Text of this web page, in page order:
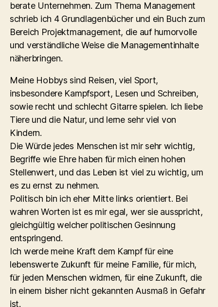
berate Unternehmen. Zum Thema Management
schrieb ich 4 Grundlagenbücher und ein Buch zum
Bereich Projektmanagement, die auf humorvolle
und verständliche Weise die Managementinhalte
näherbringen.
Meine Hobbys sind Reisen, viel Sport,
insbesondere Kampfsport, Lesen und Schreiben,
sowie recht und schlecht Gitarre spielen. Ich liebe
Tiere und die Natur, und lerne sehr viel von
Kindern.
Die Würde jedes Menschen ist mir sehr wichtig,
Begriffe wie Ehre haben für mich einen hohen
Stellenwert, und das Leben ist viel zu wichtig, um
es zu ernst zu nehmen.
Politisch bin ich eher Mitte links orientiert. Bei
wahren Worten ist es mir egal, wer sie ausspricht,
gleichgültig welcher politischen Gesinnung
entspringend.
Ich werde meine Kraft dem Kampf für eine
lebenswerte Zukunft für meine Familie, für mich,
für jeden Menschen widmen, für eine Zukunft, die
in einem bisher nicht gekannten Ausmaß in Gefahr
ist.